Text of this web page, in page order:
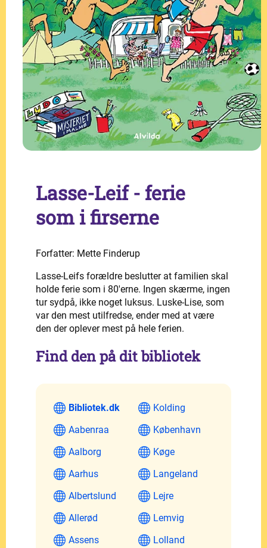
Lasse-Leif - ferie
som i firserne
Forfatter: Mette Finderup
Lasse-Leifs forældre beslutter at familien skal
holde ferie som i 80'erne. Ingen skærme, ingen
tur sydpå, ikke noget luksus. Luske-Lise, som
var den mest utilfredse, ender med at være
den der oplever mest på hele ferien.
Find den på dit bibliotek
Bibliotek.dk
Aabenraa
Aalborg
Aarhus
Albertslund
Allerød
Assens
Kolding
København
Køge
Langeland
Lejre
Lemvig
Lolland